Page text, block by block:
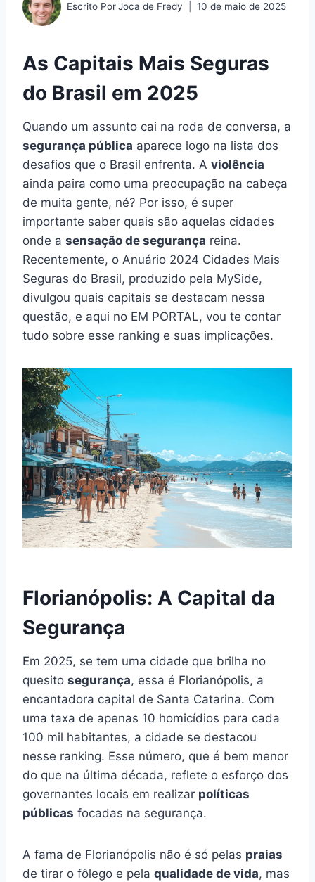
Escrito PorJoca de Fredy 10 de maio de 2025
As Capitais Mais Seguras
do Brasil em 2025
Quando um assunto cai na roda de conversa, a
segurança pública aparece logo na lista dos
desafios que o Brasil enfrenta. A violência
ainda paira como uma preocupação na cabeça
de muita gente, né? Por isso, é super
importante saber quais são aquelas cidades
onde a sensação de segurança reina.
Recentemente, o Anuário 2024 Cidades Mais
Seguras do Brasil, produzido pela MySide,
divulgou quais capitais se destacam nessa
questão, e aqui no EM PORTAL, vou te contar
tudo sobre esse ranking e suas implicações.
Florianópolis: A Capital da
Segurança
Em 2025, se tem uma cidade que brilha no
quesito segurança, essa é Florianópolis, a
encantadora capital de Santa Catarina. Com
uma taxa de apenas 10 homicídios para cada
100 mil habitantes, a cidade se destacou
nesse ranking. Esse número, que é bem menor
do que na última década, reflete o esforço dos
governantes locais em realizar políticas
públicas focadas na segurança.
A fama de Florianópolis não é só pelas praias
de tirar o fôlego e pela qualidade de vida, mas